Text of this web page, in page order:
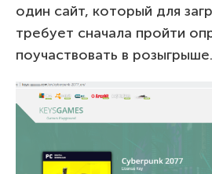
один сайт, который для
требует сначала пройти
поучаствовать в розыгрыше.